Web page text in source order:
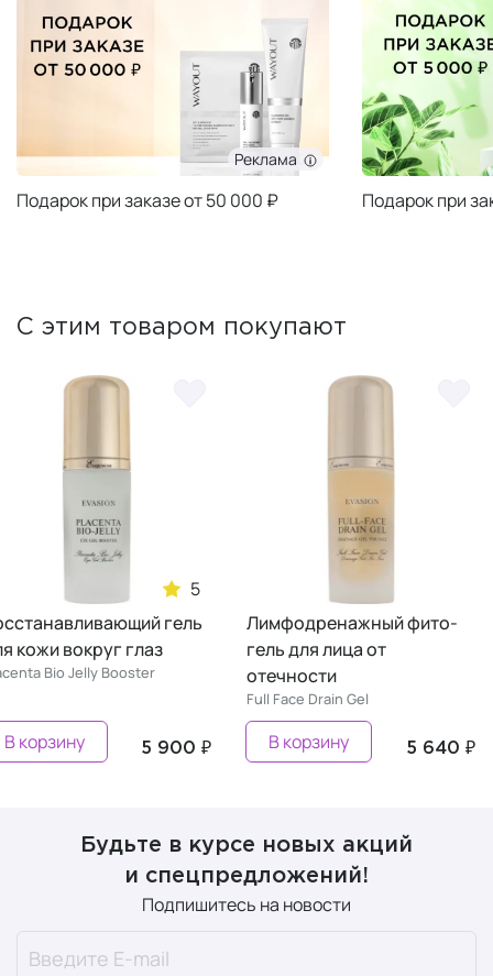
Реклама
Подарок при заказе от 50 000 ₽ Подарок при
С этим товаром покупают
Восстанавливающий гель
для кожи вокруг глаз
Placenta Bio Jelly Booster
5 900 ₽
В корзину
Лимфодренажный фито-
гель для лица от
отечности
Full Face Drain Gel
5
В корзину
Будьте в курсе новых акций
и спецпредложений!
Подпишитесь на новости